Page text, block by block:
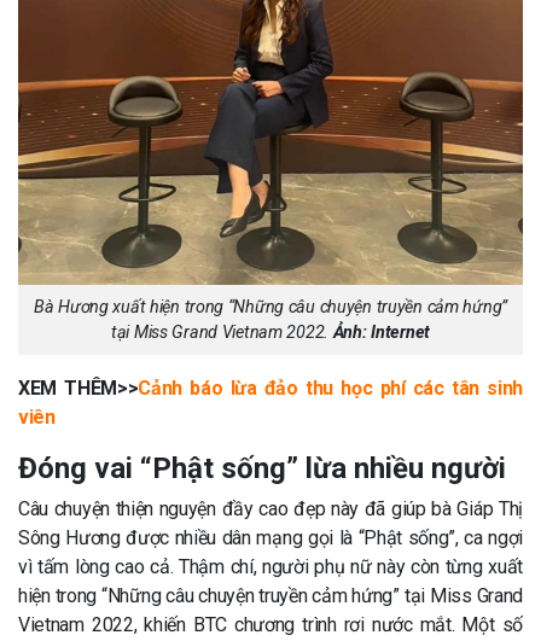
Bà Hương xuất hiện trong “Những câu chuyện truyền cảm hứng”
tại Miss Grand Vietnam 2022.Ảnh: Internet
XEM THÊM>>Cảnh báo lừa đảo thu học phí các tân sinh
viên
Đóng vai “Phật sống” lừa nhiều người
Câu chuyện thiện nguyện đầy cao đẹp này đã giúp bà Giáp Thị
Sông Hương được nhiều dân mạng gọi là “Phật sống”, ca ngợi
vì tấm lòng cao cả. Thậm chí, người phụ nữ này còn từng xuất
hiện trong “Những câu chuyện truyền cảm hứng” tại Miss Grand
Vietnam 2022, khiến BTC chương trình rơi nước mắt. Một số